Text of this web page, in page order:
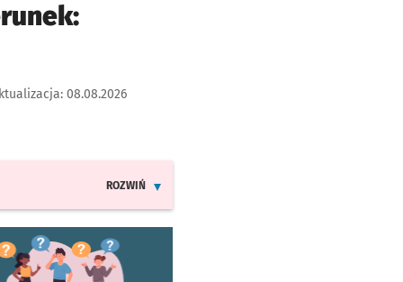
08.08.2026
ROZWIŃ
się w nowej karcie